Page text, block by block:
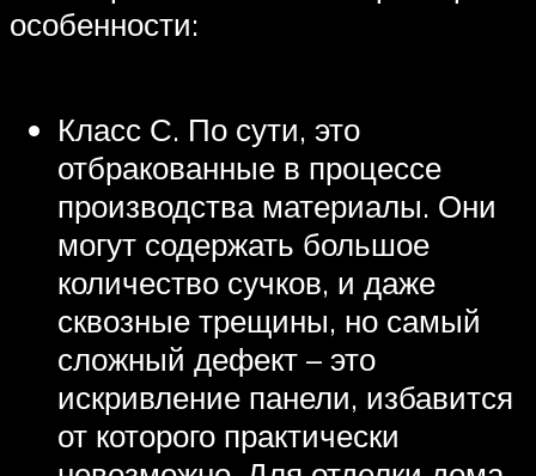
особенности:
Класс С. По сути, это
отбракованные в процессе
производства материалы. Они
могут содержать большое
количество сучков, и даже
сквозные трещины, но самый
сложный дефект – это
искривление панели, избавится
от которого практически